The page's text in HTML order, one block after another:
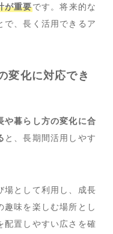
が重要です。将来的な
で、長く活用できるア
変化に対応でき
や暮らし方の変化に合
と、長期間活用しやす
場として利用し、成長
味を楽しむ場所とし
配置しやすい広さを確